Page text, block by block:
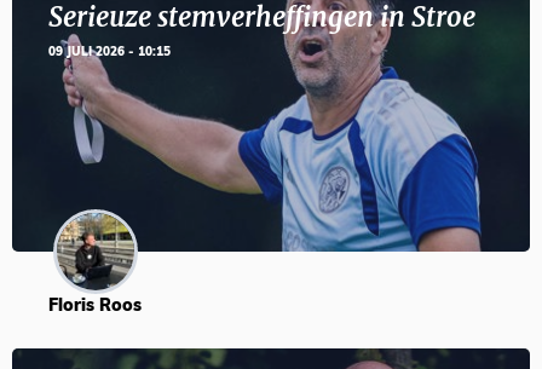
Serieuze stemverheffingen in Stroe
09 JULI 2026 - 10:15
Floris Roos